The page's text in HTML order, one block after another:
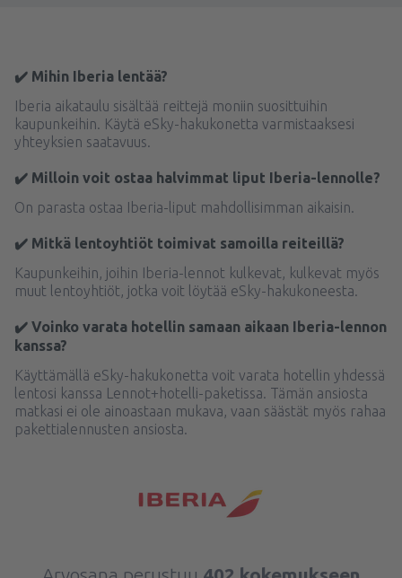
✔️ Mihin Iberia lentää?
Iberia aikataulu sisältää reittejä moniin suosittuihin
kaupunkeihin. Käytä eSky-hakukonetta varmistaaksesi
yhteyksien saatavuus.
✔️ Milloin voit ostaa halvimmat liput Iberia-lennolle?
On parasta ostaa Iberia-liput mahdollisimman aikaisin.
✔️ Mitkä lentoyhtiöt toimivat samoilla reiteillä?
Kaupunkeihin, joihin Iberia-lennot kulkevat, kulkevat myös
muut lentoyhtiöt, jotka voit löytää eSky-hakukoneesta.
✔️ Voinko varata hotellin samaan aikaan Iberia-lennon
kanssa?
Käyttämällä eSky-hakukonetta voit varata hotellin yhdessä
lentosi kanssa Lennot+hotelli-paketissa. Tämän ansiosta
matkasi ei ole ainoastaan mukava, vaan säästät myös rahaa
pakettialennusten ansiosta.